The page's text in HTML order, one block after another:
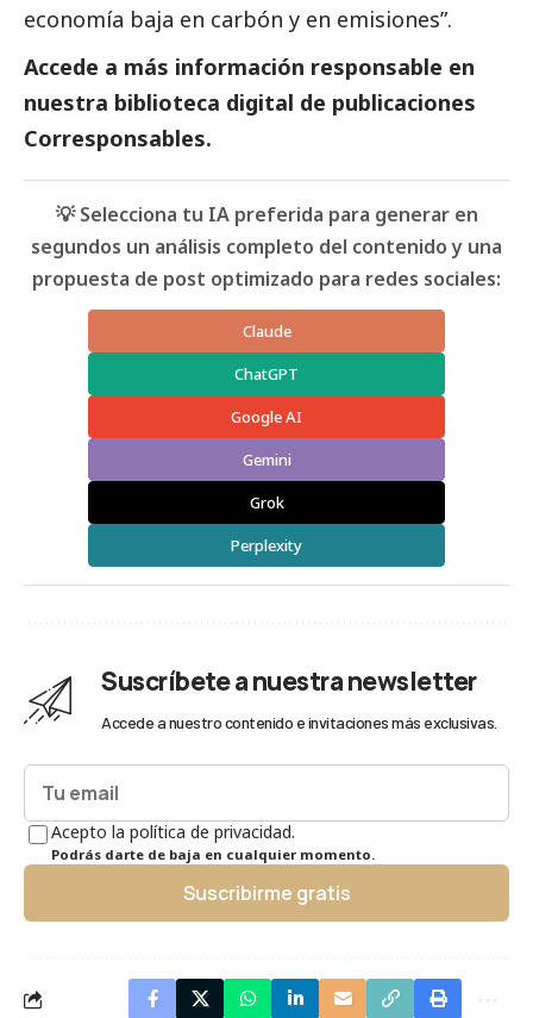
economía baja en carbón y en emisiones”.
Accede a más información responsable en
nuestra biblioteca digital de publicaciones
Corresponsables.
💡 Selecciona tu IA preferida para generar en
segundos un análisis completo del contenido y una
propuesta de post optimizado para redes sociales:
Claude
ChatGPT
Google AI
Gemini
Grok
Perplexity
Suscríbete a nuestra newsletter
Accede a nuestro contenido e invitaciones más exclusivas.
Acepto la política de privacidad.
Podrás darte de baja en cualquier momento.
Suscribirme gratis